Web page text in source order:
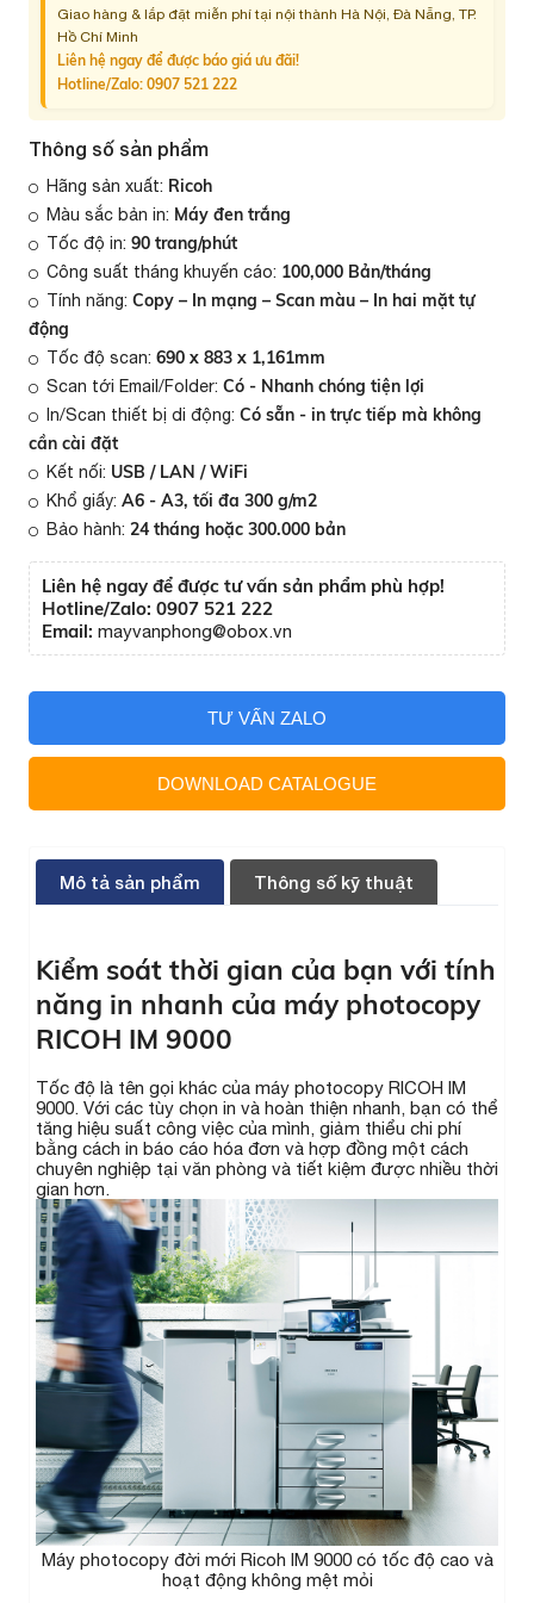
Giao hàng & lắp đặt miễn phí tại nội thành Hà Nội, Đà Nẵng, TP.
Hồ Chí Minh
Liên hệ ngay để được báo giá ưu đãi!
Hotline/Zalo: 0907 521 222
Thông số sản phẩm
Hãng sản xuất: Ricoh
Màu sắc bản in: Máy đen trắng
Tốc độ in: 90 trang/phút
Công suất tháng khuyến cáo: 100,000 Bản/tháng
Tính năng: Copy – In mạng – Scan màu – In hai mặt tự
động
Tốc độ scan: 690 x 883 x 1,161mm
Scan tới Email/Folder: Có - Nhanh chóng tiện lợi
In/Scan thiết bị di động: Có sẵn - in trực tiếp mà không
cần cài đặt
Kết nối: USB / LAN / WiFi
Khổ giấy: A6 - A3, tối đa 300 g/m2
Bảo hành: 24 tháng hoặc 300.000 bản
Liên hệ ngay để được tư vấn sản phẩm phù hợp!
Hotline/Zalo: 0907 521 222
Email: mayvanphong@obox.vn
TƯ VẤN ZALO
DOWNLOAD CATALOGUE
Mô tả sản phẩm Thông số kỹ thuật
Kiểm soát thời gian của bạn với tính
năng in nhanh của máy photocopy
RICOH IM 9000
Tốc độ là tên gọi khác của máy photocopy RICOH IM
9000. Với các tùy chọn in và hoàn thiện nhanh, bạn có thể
tăng hiệu suất công việc của mình, giảm thiểu chi phí
bằng cách in báo cáo hóa đơn và hợp đồng một cách
chuyên nghiệp tại văn phòng và tiết kiệm được nhiều thời
gian hơn.
Máy photocopy đời mới Ricoh IM 9000 có tốc độ cao và
hoạt động không mệt mỏi